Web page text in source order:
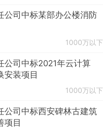
公司中标某部办公楼消防
1000万以下
公司中标2021年云计算
安装项目
1000万以下
公司中标西安碑林古建筑
项目